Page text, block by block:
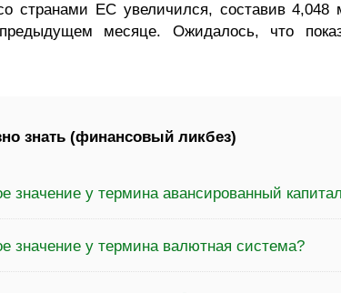
странами ЕС увеличился, составив 4,048
месяце. Ожидалось, что
знать (финансовый ликбез)
значение у термина авансированный
значение у термина валютная система?